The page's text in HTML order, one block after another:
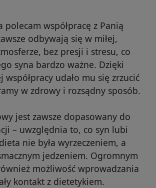
polecam współpracę z Panią
odbywają się w miłej,
bez presji i stresu, co
syna bardzo ważne. Dzięki
współpracy udało mu się zrzucić
w zdrowy i rozsądny sposób.
jest zawsze dopasowany do
– uwzględnia to, co syn lubi
nie była wyrzeczeniem, a
jedzeniem. Ogromnym
możliwość wprowadzania
kontakt z dietetykiem.